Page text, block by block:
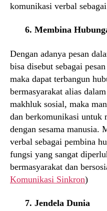
komunikasi verbal
6. Membina
Dengan adanya pesan
bisa disebut sebagai
maka dapat terbangun
bermasyarakat alias
makhluk sosial, maka
dan berkomunikasi untuk
dengan sesama manusia.
verbal sebagai pembina
fungsi yang sangat
bermasyarakat dan
Komunikasi Sinkron)
7. Jendela Dunia